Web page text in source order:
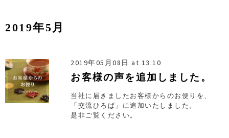
2019年5月
2019年05月08日 at 13:10
お客様の声を追加しました。
当社に届きましたお客様からのお便りを、
「交流ひろば」に追加いたしました。
是非ご覧ください。